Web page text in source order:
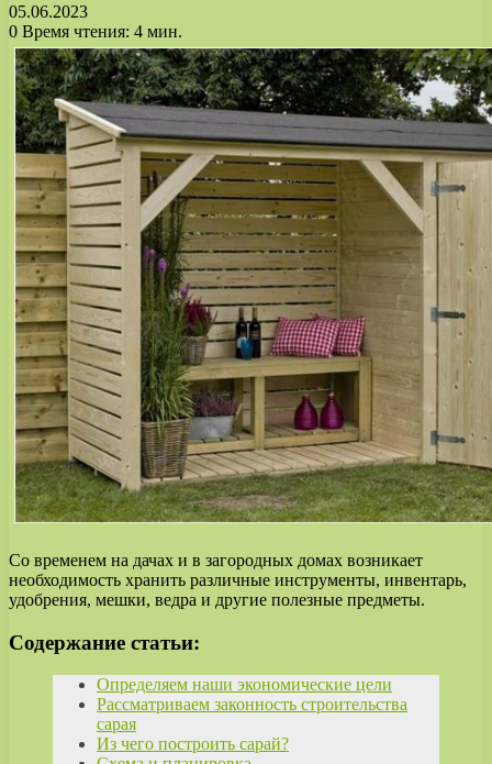
05.06.2023
0 Время чтения: 4 мин.
Со временем на дачах и в загородных домах возникает
необходимость хранить различные инструменты, инвентарь,
удобрения, мешки, ведра и другие полезные предметы.
Содержание статьи:
Определяем наши экономические цели
Рассматриваем законность строительства
сарая
Из чего построить сарай?